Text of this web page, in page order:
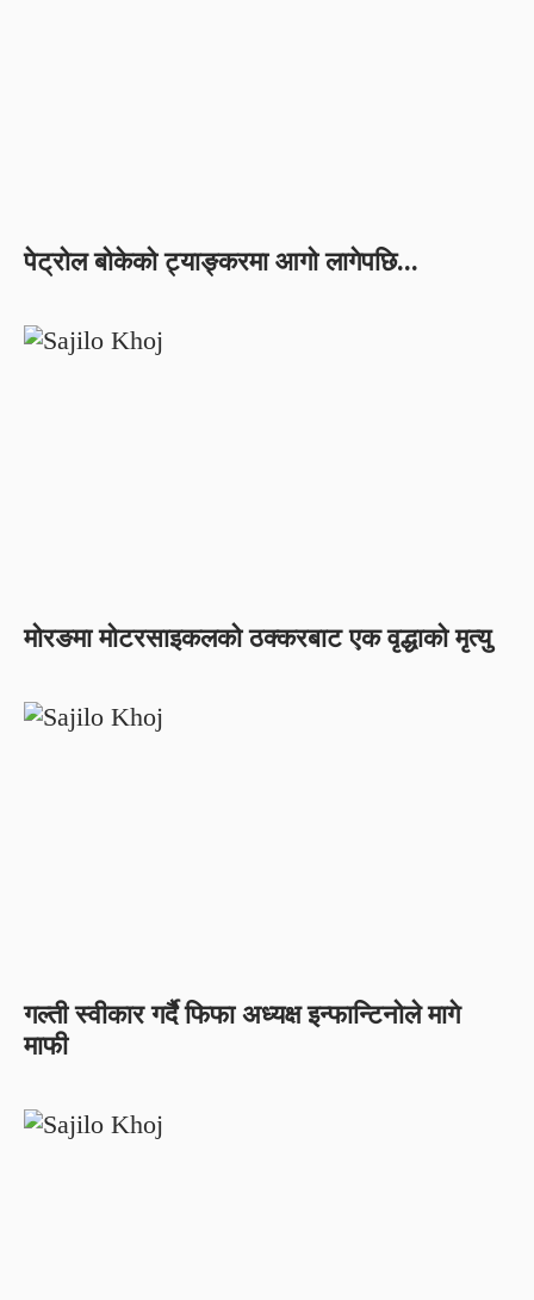
पेट्रोल बोकेको ट्याङ्करमा आगो लागेपछि...
मोरङमा मोटरसाइकलको ठक्करबाट एक वृद्धाको मृत्यु
गल्ती स्वीकार गर्दै फिफा अध्यक्ष इन्फान्टिनोले मागे
माफी